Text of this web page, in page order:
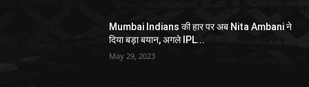
Mumbai Indians की हार पर अब Nita Ambani ने
दिया बड़ा बयान, अगले IPL...
May 29, 2023